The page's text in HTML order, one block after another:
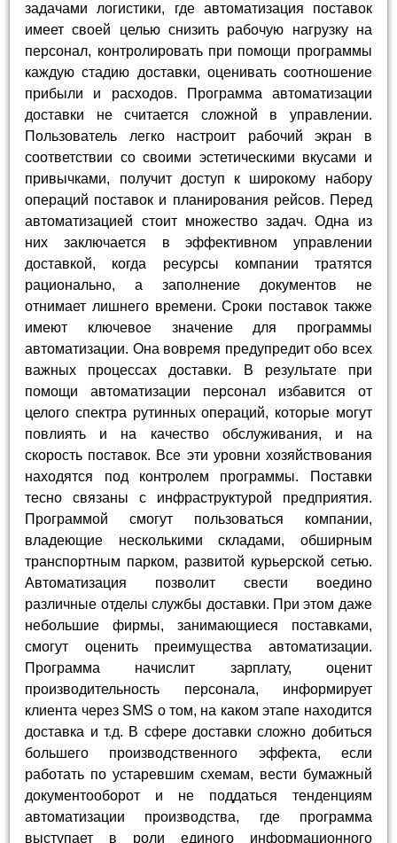
задачами логистики, где автоматизация поставок
имеет своей целью снизить рабочую нагрузку на
персонал, контролировать при помощи программы
каждую стадию доставки, оценивать соотношение
прибыли и расходов. Программа автоматизации
доставки не считается сложной в управлении.
Пользователь легко настроит рабочий экран в
соответствии со своими эстетическими вкусами и
привычками, получит доступ к широкому набору
операций поставок и планирования рейсов. Перед
автоматизацией стоит множество задач. Одна из
них заключается в эффективном управлении
доставкой, когда ресурсы компании тратятся
рационально, а заполнение документов не
отнимает лишнего времени. Сроки поставок также
имеют ключевое значение для программы
автоматизации. Она вовремя предупредит обо всех
важных процессах доставки. В результате при
помощи автоматизации персонал избавится от
целого спектра рутинных операций, которые могут
повлиять и на качество обслуживания, и на
скорость поставок. Все эти уровни хозяйствования
находятся под контролем программы. Поставки
тесно связаны с инфраструктурой предприятия.
Программой смогут пользоваться компании,
владеющие несколькими складами, обширным
транспортным парком, развитой курьерской сетью.
Автоматизация позволит свести воедино
различные отделы службы доставки. При этом даже
небольшие фирмы, занимающиеся поставками,
смогут оценить преимущества автоматизации.
Программа начислит зарплату, оценит
производительность персонала, информирует
клиента через SMS о том, на каком этапе находится
доставка и т.д. В сфере доставки сложно добиться
большего производственного эффекта, если
работать по устаревшим схемам, вести бумажный
документооборот и не поддаться тенденциям
автоматизации производства, где программа
выступает в роли единого информационного